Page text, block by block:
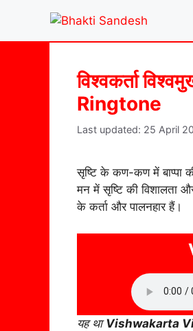
content
विश्वकर्ता
Ringtone
25 April
सृष्टि के कण-कण में बाप्पा
मन में सृष्टि की विशालता
के कर्ता और पालनहार हैं।
यह थाVishwakarta